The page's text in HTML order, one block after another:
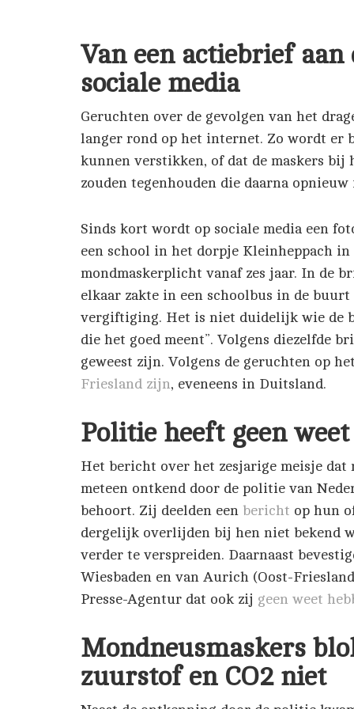
Van een actiebrief
sociale media
Geruchten over de gevolgen van het
langer rond op het internet. Zo wordt er
kunnen verstikken, of dat de maskers
zouden tegenhouden die daarna opnieuw
Sinds kort wordt op sociale media een
een school in het dorpje Kleinheppach
mondmaskerplicht vanaf zes jaar. In de
elkaar zakte in een schoolbus in de
vergiftiging. Het is niet duidelijk wie de
die het goed meent”. Volgens diezelfde
geweest zijn. Volgens de geruchten op
Friesland zijn, eveneens in Duitsland.
Politie heeft geen
Het bericht over het zesjarige meisje dat
meteen ontkend door de politie van
behoort. Zij deelden een bericht op hun
dergelijk overlijden bij hen niet bekend
verder te verspreiden. Daarnaast
Wiesbaden en van Aurich (Oost-
Presse-Agentur dat ook zij geen weet
Mondneusmaskers
zuurstof en CO2 niet